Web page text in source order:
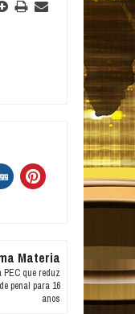
Materia
PEC que reduz
penal para 16
anos